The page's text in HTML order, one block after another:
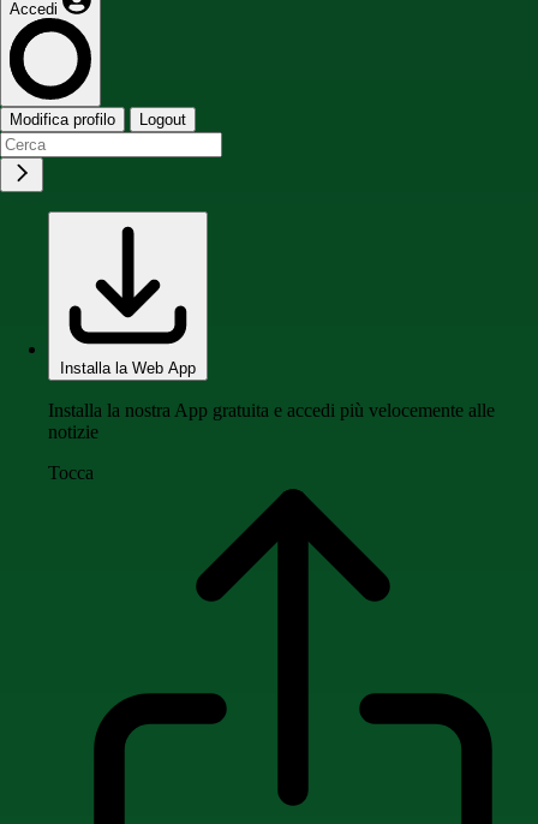
Accedi
Modifica profilo Logout
Installa la Web App
Installa la nostra App gratuita e accedi più velocemente alle
notizie
Tocca